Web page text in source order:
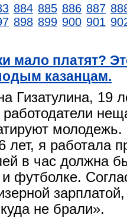
884 885 886 887
898 899 900 901
мало платят?
казанцам.
Гизатулина, 19
работодатели
молодежь.
лет, я работала
в час должна
и футболке.
не брали».